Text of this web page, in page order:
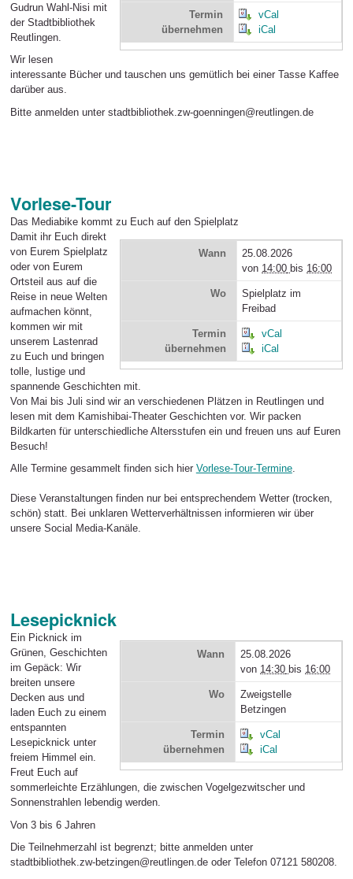
Termin
übernehmen
vCal
iCal
Gudrun Wahl-Nisi mit
der Stadtbibliothek
Reutlingen.
Wir lesen
interessante Bücher und tauschen uns gemütlich bei einer Tasse Kaffee
darüber aus.
Bitte anmelden unter stadtbibliothek.zw-goenningen@reutlingen.de
Vorlese-Tour
Das Mediabike kommt zu Euch auf den Spielplatz
Wann
25.08.2026
von 14:00 bis 16:00
Wo
Spielplatz im
Freibad
Termin
übernehmen
vCal
iCal
Damit ihr Euch direkt
von Eurem Spielplatz
oder von Eurem
Ortsteil aus auf die
Reise in neue Welten
aufmachen könnt,
kommen wir mit
unserem Lastenrad
zu Euch und bringen
tolle, lustige und
spannende Geschichten mit.
Von Mai bis Juli sind wir an verschiedenen Plätzen in Reutlingen und
lesen mit dem Kamishibai-Theater Geschichten vor. Wir packen
Bildkarten für unterschiedliche Altersstufen ein und freuen uns auf Euren
Besuch!
Alle Termine gesammelt finden sich hier Vorlese-Tour-Termine.
Diese Veranstaltungen finden nur bei entsprechendem Wetter (trocken,
schön) statt. Bei unklaren Wetterverhältnissen informieren wir über
unsere Social Media-Kanäle.
Lesepicknick
Wann
25.08.2026
von 14:30 bis 16:00
Wo
Zweigstelle
Betzingen
Termin
übernehmen
vCal
iCal
Ein Picknick im
Grünen, Geschichten
im Gepäck: Wir
breiten unsere
Decken aus und
laden Euch zu einem
entspannten
Lesepicknick unter
freiem Himmel ein.
Freut Euch auf
sommerleichte Erzählungen, die zwischen Vogelgezwitscher und
Sonnenstrahlen lebendig werden.
Von 3 bis 6 Jahren
Die Teilnehmerzahl ist begrenzt; bitte anmelden unter
stadtbibliothek.zw-betzingen@reutlingen.de oder Telefon 07121 580208.